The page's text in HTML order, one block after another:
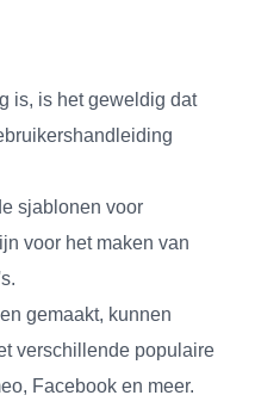
is, is het geweldig dat
sjablonen voor
voor het maken van
gemaakt, kunnen
verschillende populaire
Facebook en meer.